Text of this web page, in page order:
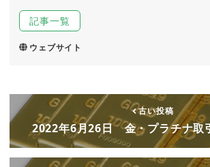
記事一覧
ウェブサイト
古い投稿
2022年6月26日 金・プラチナ取